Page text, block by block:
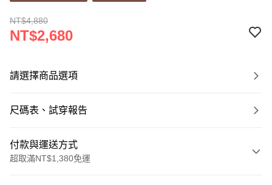
NT$4,880
NT$2,680
請選擇商品選項
尺碼表、試穿報告
付款與運送方式
超取滿NT$1,380免運